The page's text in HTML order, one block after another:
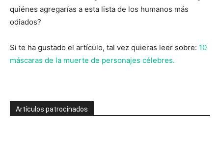
quiénes agregarías a esta lista de los humanos más
odiados?
Si te ha gustado el artículo, tal vez quieras leer sobre: 10
máscaras de la muerte de personajes célebres.
Artículos patrocinados